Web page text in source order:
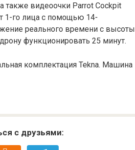
также видеоочки Parrot Cockpit
1-го лица с помощью 14-
реального времени с высоты
функционировать 25 минут.
комплектация Tekna. Машина
с друзьями: